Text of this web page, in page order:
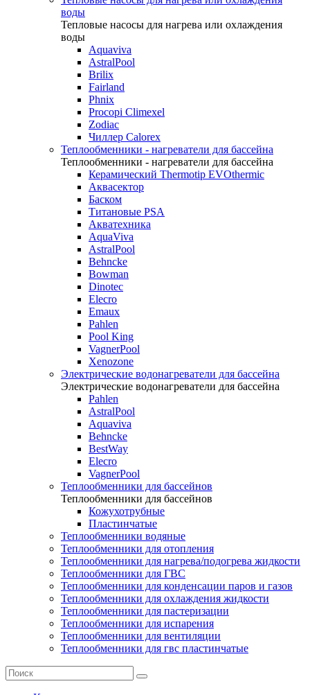
воды
Тепловые насосы для нагрева или охлаждения
воды
Aquaviva
AstralPool
Brilix
Fairland
Phnix
Procopi Climexel
Zodiac
Чиллер Calorex
Теплообменники - нагреватели для бассейна
Теплообменники - нагреватели для бассейна
Керамический Thermotip EVOthermic
Аквасектор
Баском
Титановые PSA
Акватехника
AquaViva
AstralPool
Behncke
Bowman
Dinotec
Elecro
Emaux
Pahlen
Pool King
VagnerPool
Xenozone
Электрические водонагреватели для бассейна
Электрические водонагреватели для бассейна
Pahlen
AstralPool
Aquaviva
Behncke
BestWay
Elecro
VagnerPool
Теплообменники для бассейнов
Теплообменники для бассейнов
Кожухотрубные
Пластинчатые
Теплообменники водяные
Теплообменники для отопления
Теплообменники для нагрева/подогрева жидкости
Теплообменники для ГВС
Теплообменники для конденсации паров и газов
Теплообменники для охлаждения жидкости
Теплообменники для пастеризации
Теплообменники для испарения
Теплообменники для вентиляции
Теплообменники для гвс пластинчатые